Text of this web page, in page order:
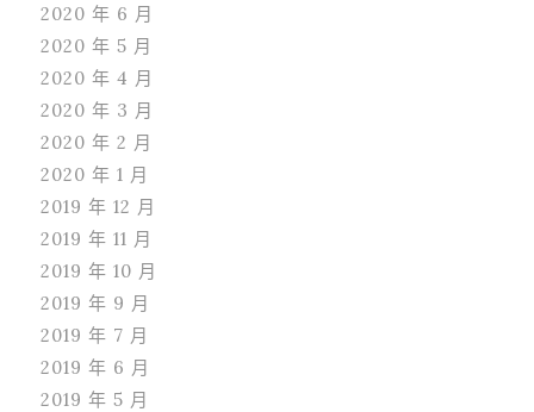
2020 年 6 月
2020 年 5 月
2020 年 4 月
2020 年 3 月
2020 年 2 月
2020 年 1 月
2019 年 12 月
2019 年 11 月
2019 年 10 月
2019 年 9 月
2019 年 7 月
2019 年 6 月
2019 年 5 月